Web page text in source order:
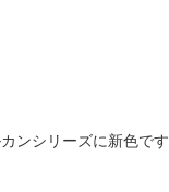
ンシリーズに新色です